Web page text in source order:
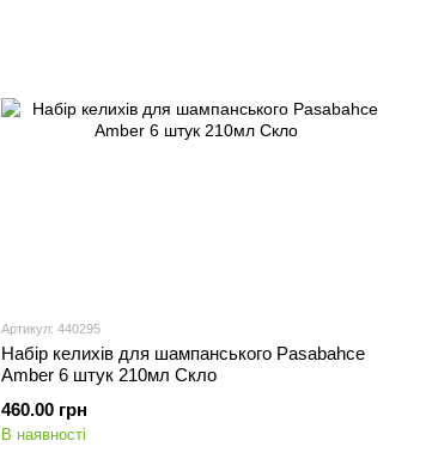
Артикул: 440295
Набір келихів для шампанського Pasabahce
Amber 6 штук 210мл Скло
460.00 грн
В наявності